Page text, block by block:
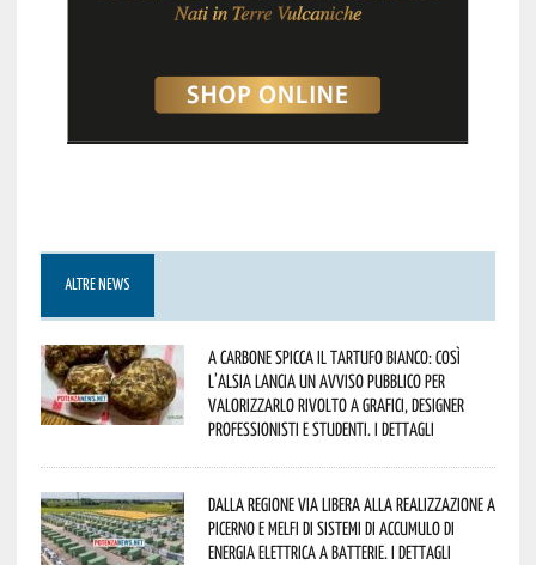
ALTRE NEWS
A Carbone spicca il tartufo bianco: così
l’Alsia lancia un avviso pubblico per
valorizzarlo rivolto a grafici, designer
professionisti e studenti. I dettagli
Dalla Regione via libera alla realizzazione a
Picerno e Melfi di sistemi di accumulo di
energia elettrica a batterie. I dettagli